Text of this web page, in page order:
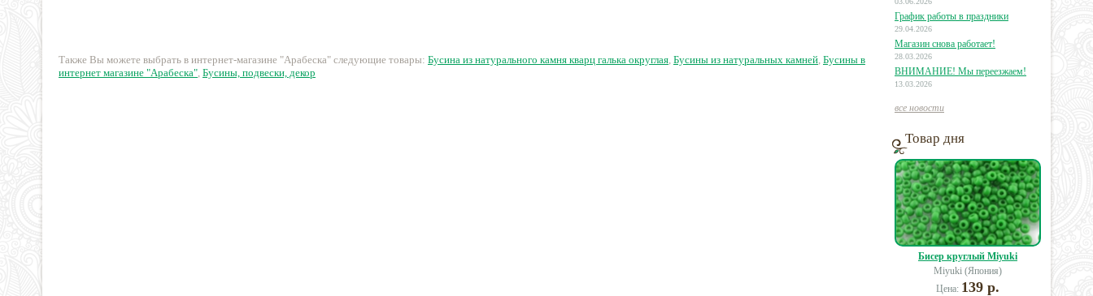
24 руб. 17 руб.
Также Вы можете выбрать в интернет-магазине "Арабеска" следующие товары: Бусина из натурального камня кварц галька округлая, Бусины из натуральных камней, Бусины в
интернет магазине "Арабеска", Бусины, подвески, декор
График работы в праздники
29.04.2026
Магазин снова работает!
28.03.2026
ВНИМАНИЕ! Мы переезжаем!
13.03.2026
все новости
Товар дня
Бисер круглый Miyuki
Miyuki (Япония)
Цена: 139 р.